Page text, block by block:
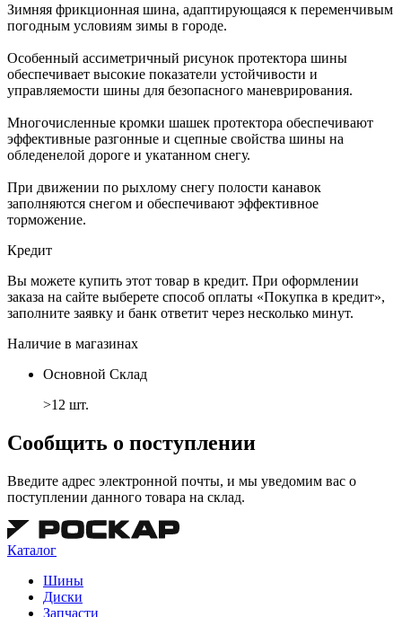
Зимняя фрикционная шина, адаптирующаяся к переменчивым
погодным условиям зимы в городе.
Особенный ассиметричный рисунок протектора шины
обеспечивает высокие показатели устойчивости и
управляемости шины для безопасного маневрирования.
Многочисленные кромки шашек протектора обеспечивают
эффективные разгонные и сцепные свойства шины на
обледенелой дороге и укатанном снегу.
При движении по рыхлому снегу полости канавок
заполняются снегом и обеспечивают эффективное
торможение.
Кредит
Вы можете купить этот товар в кредит. При оформлении
заказа на сайте выберете способ оплаты «Покупка в кредит»,
заполните заявку и банк ответит через несколько минут.
Наличие в магазинах
Основной Склад
>12 шт.
Сообщить о поступлении
Введите адрес электронной почты, и мы уведомим вас о
поступлении данного товара на склад.
Каталог
Шины
Диски
Запчасти